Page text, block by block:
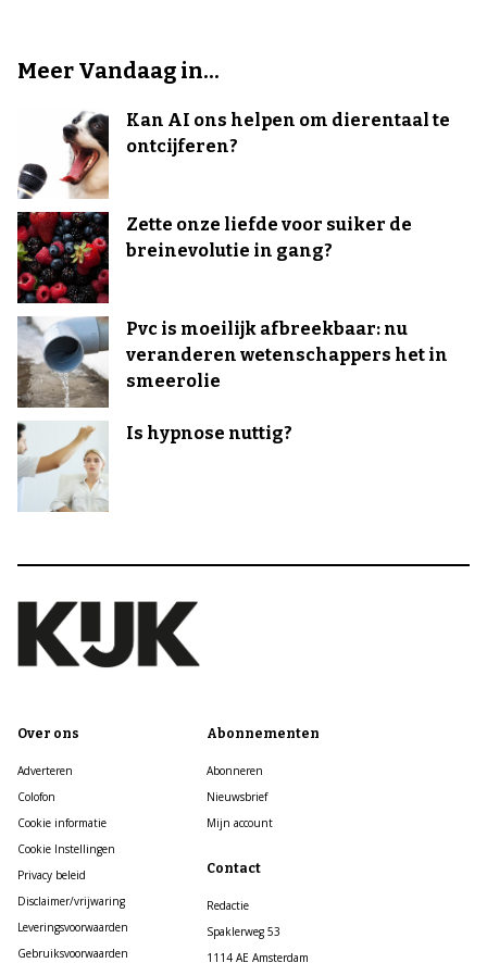
Meer Vandaag in...
Kan AI ons helpen om dierentaal te
ontcijferen?
Zette onze liefde voor suiker de
breinevolutie in gang?
Pvc is moeilijk afbreekbaar: nu
veranderen wetenschappers het in
smeerolie
Is hypnose nuttig?
Over ons
Adverteren
Colofon
Cookie informatie
Cookie Instellingen
Privacy beleid
Disclaimer/vrijwaring
Leveringsvoorwaarden
Gebruiksvoorwaarden
Abonnementen
Abonneren
Nieuwsbrief
Mijn account
Contact
Redactie
Spaklerweg 53
1114 AE Amsterdam